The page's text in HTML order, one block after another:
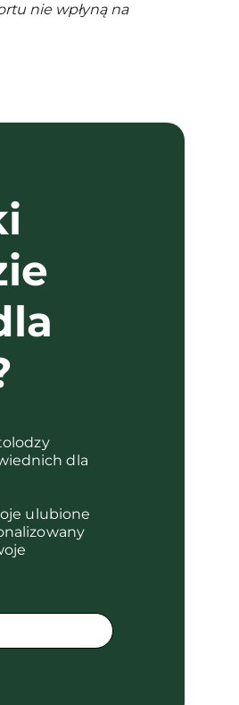
nie wpłyną na
dla
ulubione